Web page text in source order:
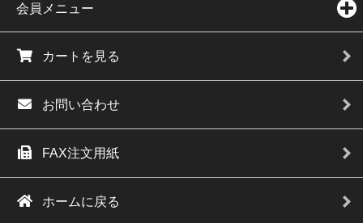
会員メニュー
カートを見る
お問い合わせ
FAX注文用紙
ホームに戻る